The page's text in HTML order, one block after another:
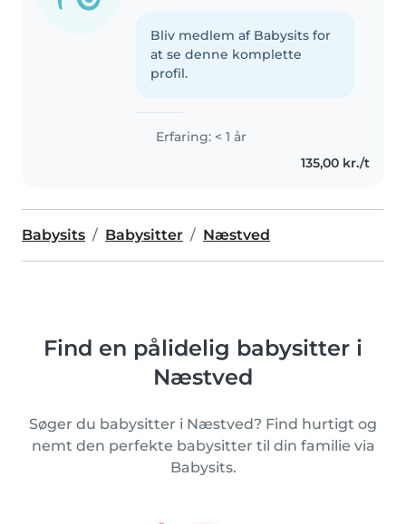
Bliv medlem af Babysits for
at se denne komplette
profil.
Erfaring: < 1 år
135,00 kr./t
Babysits Babysitter Næstved
Find en pålidelig babysitter i
Næstved
Søger du babysitter i Næstved? Find hurtigt og
nemt den perfekte babysitter til din familie via
Babysits.